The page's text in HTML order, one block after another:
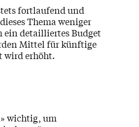
fortlaufend und
Thema weniger
ein detailliertes Budget
Mittel für künftige
wird erhöht.
wichtig, um